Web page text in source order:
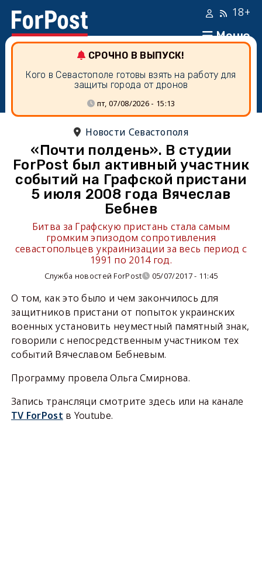
Меню
18+
СРОЧНО В ВЫПУСК!
Кого в Севастополе готовы взять на работу для
защиты города от дронов
пт, 07/08/2026 - 15:13
Новости Севастополя
«Почти полдень». В студии
ForPost был активный участник
событий на Графской пристани
5 июля 2008 года Вячеслав
Бебнев
Битва за Графскую пристань стала самым
громким эпизодом сопротивления
севастопольцев украинизации за весь период с
1991 по 2014 год.
Служба новостей ForPost 05/07/2017 - 11:45
О том, как это было и чем закончилось для
защитников пристани от попыток украинских
военных установить неуместный памятный знак,
говорили с непосредственным участником тех
событий Вячеславом Бебневым.
Программу провела Ольга Смирнова.
Запись трансляци смотрите здесь или на канале
TV ForPost в Youtube.